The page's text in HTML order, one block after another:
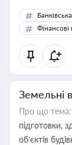
Фінансові
Земельні
Про що тема:
підготовки,
об’єктів